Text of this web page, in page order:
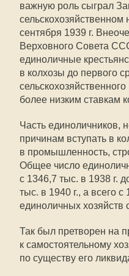
важную роль сыграл
сельскохозяйственном
сентября 1939 г.
Верховного Совета
единоличные
в колхозы до первого
более низким ставкам
Часть единоличников,
причинам вступать в
в промышленность,
Общее число
с 1346,7 тыс. в 1938 г.
тыс. в 1940 г., а всего с
единоличных хозяйств
Так был претворен на
к самостоятельному
по существу его